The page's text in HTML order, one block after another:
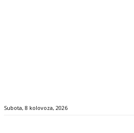
Subota, 8 kolovoza, 2026